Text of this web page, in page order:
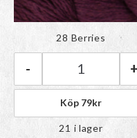
Färgen har lagts till i
paletten
BC Garn
- +
28 Berries
Köp 79kr
21 i lager